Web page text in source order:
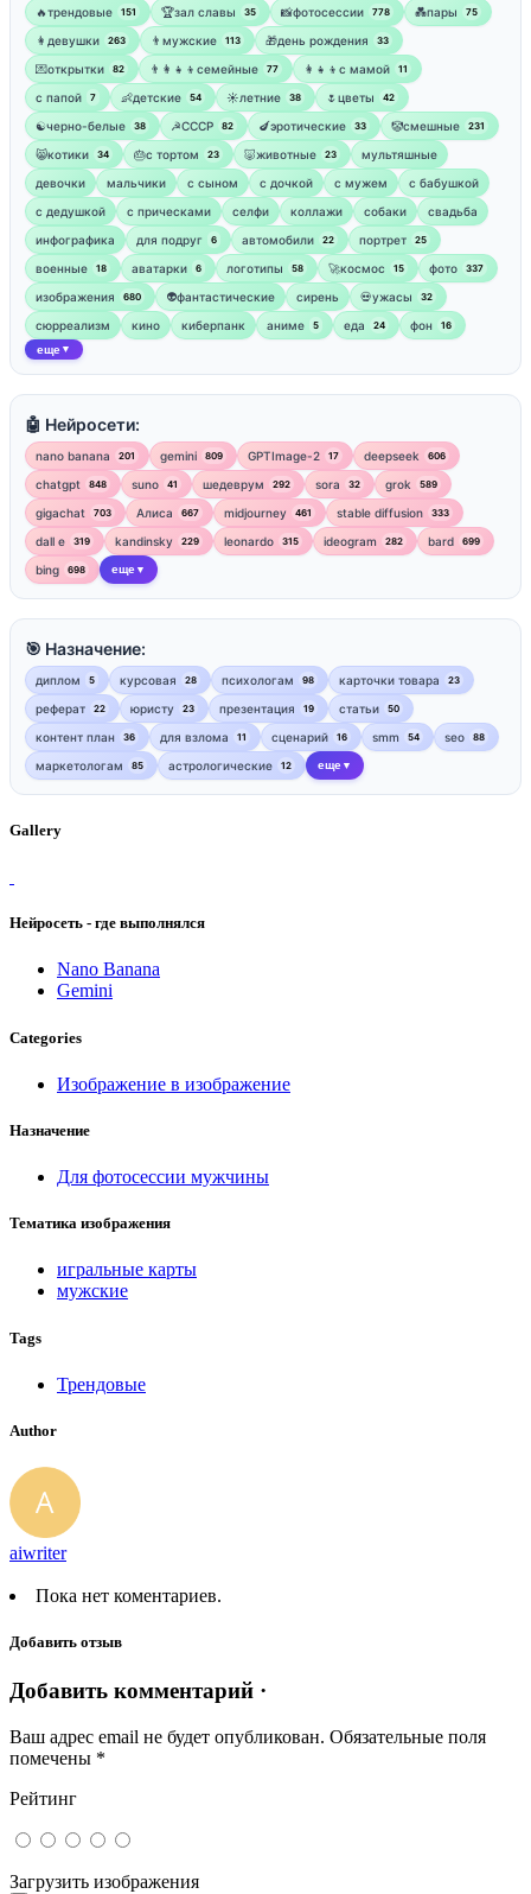
🔥трендовые 151 🏆зал славы 35 📸фотосессии 778 💑пары 75
👩девушки 263 👨мужские 113 🎁день рождения 33
💌открытки 82 👨‍👩‍👧‍👦семейные 77 👩‍👧‍👦с мамой 11
‍с папой 7 👶детские 54 ☀️летние 38 🌷цветы 42
☯︎черно-белые 38 ☭СССР 82 🍆эротические 33 🤡смешные 231
😸котики 34 🎂с тортом 23 🐷животные 23
мультяшные
девочки
мальчики с сыном с дочкой с мужем
с бабушкой
с дедушкой
с прическами селфи коллажи собаки
свадьба
инфографика
для подруг 6 автомобили 22 портрет 25
военные 18 аватарки 6 логотипы 58 🚀космос 15 фото 337
изображения 680 👽фантастические сирень 💀ужасы 32
сюрреализм кино киберпанк аниме 5 еда 24 фон 16
еще ▼
🤖 Нейросети:
nano banana 201 gemini 809 GPTImage-2 17 deepseek 606
chatgpt 848 suno 41 шедеврум 292 sora 32 grok 589
gigachat 703 Алиса 667 midjourney 461 stable diffusion 333
dall e 319 kandinsky 229 leonardo 315 ideogram 282 bard 699
bing 698 еще ▼
🎯 Назначение:
диплом 5 курсовая 28 психологам 98 карточки товара 23
реферат 22 юристу 23 презентация 19 статьи 50
контент план 36 для взлома 11 сценарий 16 smm 54 seo 88
маркетологам 85 астрологические 12 еще ▼
Gallery
Нейросеть - где выполнялся
Nano Banana
Gemini
Categories
Изображение в изображение
Назначение
Для фотосессии мужчины
Тематика изображения
игральные карты
мужские
Tags
Трендовые
Author
aiwriter
Пока нет коментариев.
Добавить отзыв
Добавить комментарий ·
Ваш адрес email не будет опубликован. Обязательные поля
помечены *
Рейтинг
Загрузить изображения